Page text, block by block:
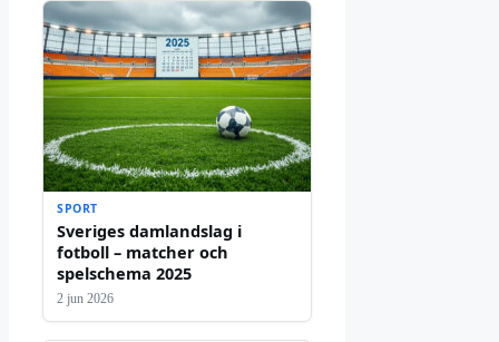
SPORT
Sveriges damlandslag i
fotboll – matcher och
spelschema 2025
2 jun 2026